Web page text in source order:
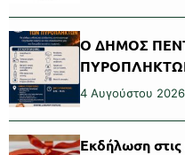
Ο ΔΗΜΟΣ
4 Αυγούστου 2026
Εκδήλωση στις